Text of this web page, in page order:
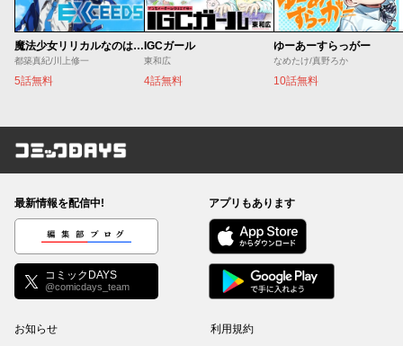
魔法少女リリカルなのは EXCEEDS
都築真紀/川上修一
5話無料
IGCガール
東和広
4話無料
ゆーあーすらっがー
なめたけ/真野ろか
10話無料
コミックDAYS
最新情報を配信中!
編集部ブログ
コミックDAYS
@comicdays_team
アプリもあります
お知らせ 利用規約